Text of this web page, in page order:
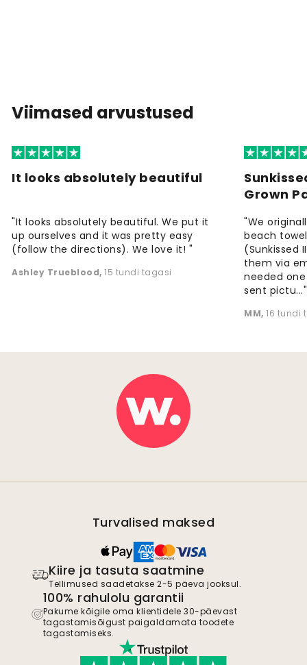
Viimased arvustused
It looks absolutely beautiful
"It looks absolutely beautiful. We put it
up ourselves and it was pretty easy
(follow the directions). We love it! "
Ashley Trueblood, 15 tundi tagasi
Grown
"We
beach
(Sunkissed
them via
needed
sent pictu..."
MM, 16 tundi
Turvalised maksed
Kiire ja tasuta saatmine
Tellimused saadetakse 2-5 päeva jooksul.
100% rahulolu garantii
Pakume kõigile oma klientidele 30-päevast
tagastamisõigust paigaldamata toodete
tagastamiseks.